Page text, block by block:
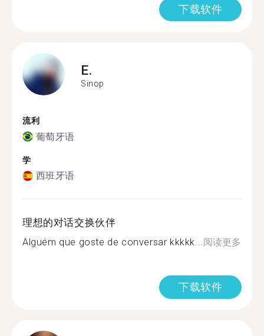
下载软件
E.
Sinop
流利
葡萄牙语
学
西班牙语
理想的对话交换伙伴
Alguém que goste de conversar kkkkk...阅读更多
下载软件